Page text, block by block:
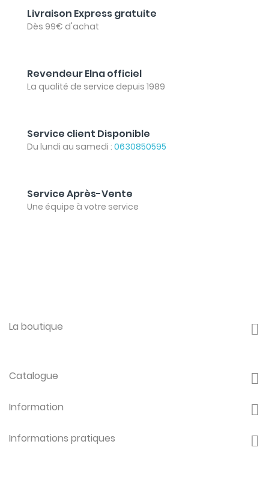
Livraison Express gratuite
Dès 99€ d'achat
Revendeur Elna officiel
La qualité de service depuis 1989
Service client Disponible
Du lundi au samedi : 0630850595
Service Après-Vente
Une équipe à votre service
La boutique
Catalogue
Information
Informations pratiques